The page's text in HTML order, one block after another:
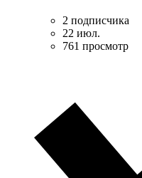
2 подписчика
22 июл.
761 просмотр